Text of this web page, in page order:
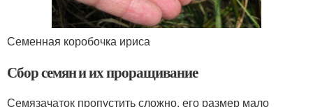
Семенная коробочка ириса
Сбор семян и их проращивание
Семязачаток пропустить сложно, его размер мало